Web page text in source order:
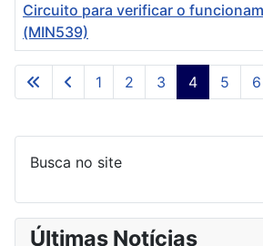
Artigos
Circuito para verificar o
(MIN539)
1 2 3 4 5 6
Busca no site
Últimas Notícias